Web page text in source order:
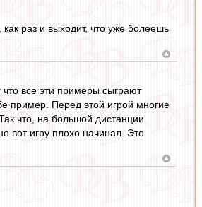
раз и выходит, что уже болеешь
все эти примеры сыграют
пример. Перед этой игрой многие
что, на большой дистанции
вот игру плохо начинал. Это